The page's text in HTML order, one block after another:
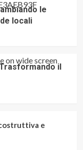
le
locali
il
e